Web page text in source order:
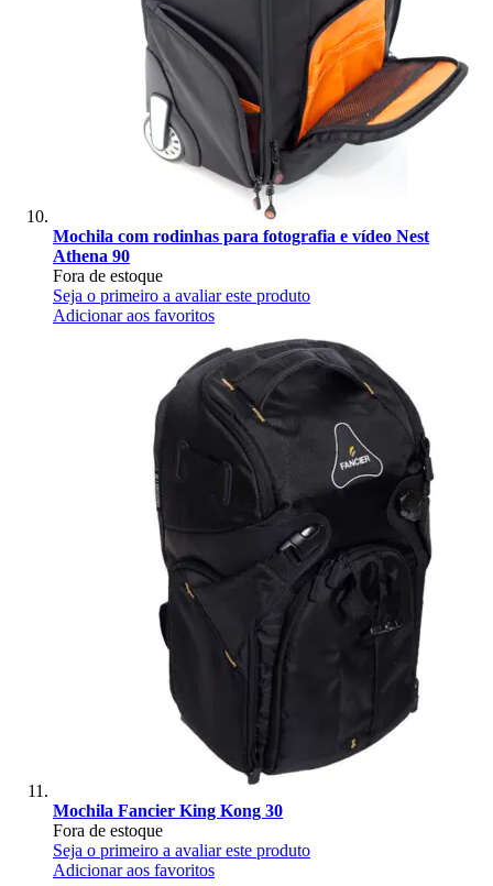
Mochila com rodinhas para fotografia e vídeo Nest
Athena 90
Fora de estoque
Seja o primeiro a avaliar este produto
Adicionar aos favoritos
Mochila Fancier King Kong 30
Fora de estoque
Seja o primeiro a avaliar este produto
Adicionar aos favoritos